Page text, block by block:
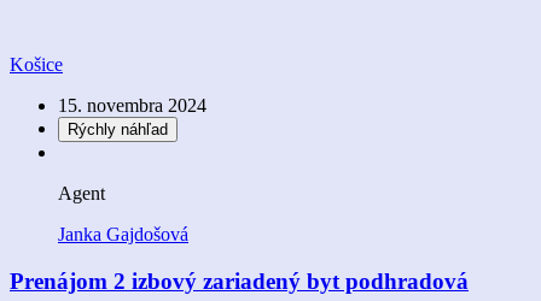
Košice
15. novembra 2024
Rýchly náhľad
Agent
Janka Gajdošová
Prenájom 2 izbový zariadený byt podhradová